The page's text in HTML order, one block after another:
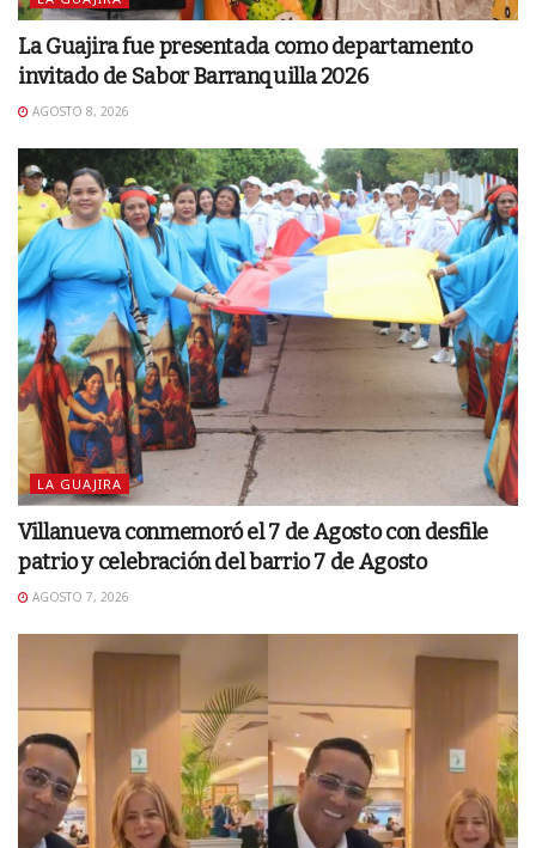
La Guajira fue presentada como departamento
invitado de Sabor Barranquilla 2026
AGOSTO 8, 2026
LA GUAJIRA
Villanueva conmemoró el 7 de Agosto con desfile
patrio y celebración del barrio 7 de Agosto
AGOSTO 7, 2026